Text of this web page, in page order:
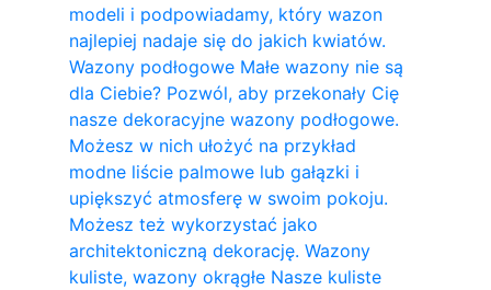
modeli i podpowiadamy, który wazon
najlepiej nadaje się do jakich kwiatów.
Wazony podłogowe Małe wazony nie są
dla Ciebie? Pozwól, aby przekonały Cię
nasze dekoracyjne wazony podłogowe.
Możesz w nich ułożyć na przykład
modne liście palmowe lub gałązki i
upiększyć atmosferę w swoim pokoju.
Możesz też wykorzystać jako
architektoniczną dekorację. Wazony
kuliste, wazony okrągłe Nasze kuliste